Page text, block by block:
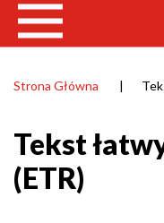
Strona Główna
Tekst
(ETR)